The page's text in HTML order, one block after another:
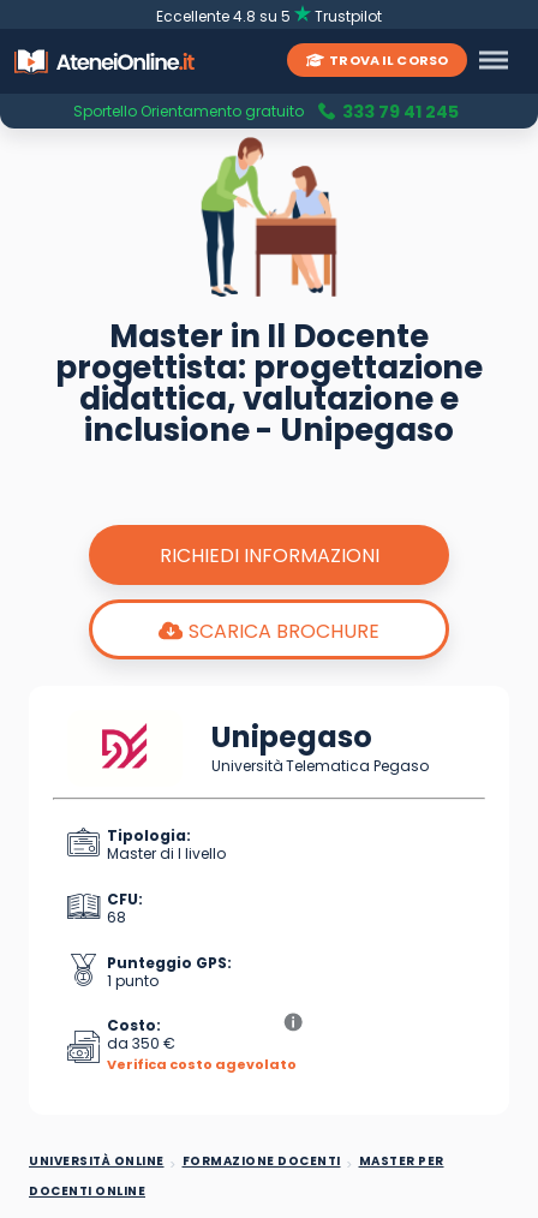
Eccellente 4.8 su 5 Trustpilot
TROVA IL CORSO
Sportello Orientamento gratuito 333 79 41 245
Master in Il Docente
progettista: progettazione
didattica, valutazione e
inclusione - Unipegaso
RICHIEDI INFORMAZIONI
SCARICA BROCHURE
Unipegaso
Università Telematica Pegaso
Tipologia:
Master di I livello
CFU:
68
Punteggio GPS:
1 punto
Costo:
da 350 €
Verifica costo agevolato
UNIVERSITÀ ONLINE FORMAZIONE DOCENTI
MASTER PER
DOCENTI ONLINE